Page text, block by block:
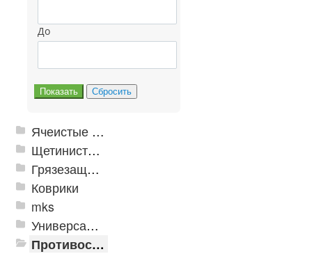
До
Ячеистые грязезащитные покрытия
Щетинистые покрытия
Грязезащитные, влаговпитывающие покрытия
Коврики
mks
Универсальные модульные покрытия
Противоскользящая защита для лестниц, профили, ленты